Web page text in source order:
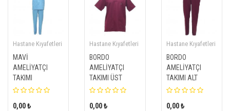
Hastane Kıyafetleri
MAVİ
AMELİYATÇI
TAKIMI
0,00 ₺
Hastane Kıyafetleri
BORDO
AMELİYATÇI
TAKIMI ÜST
0,00 ₺
Hastane Kıyafetleri
BORDO
AMELİYATÇI
TAKIMI ALT
0,00 ₺